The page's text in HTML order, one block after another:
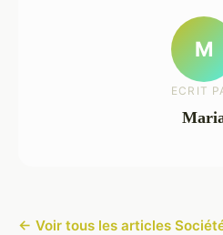
M
ECRIT
← Voir tous les articles